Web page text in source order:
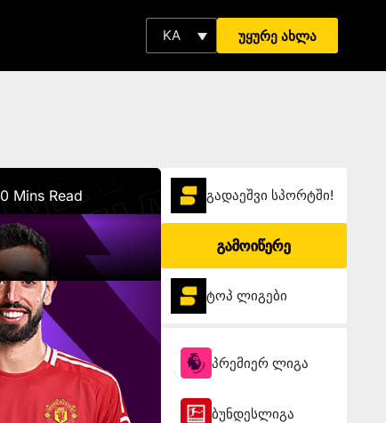
KA უყურე ახლა
0 Mins Read გადაეშვი სპორტში!
გამოიწერე
ტოპ ლიგები
პრემიერ ლიგა
ბუნდესლიგა